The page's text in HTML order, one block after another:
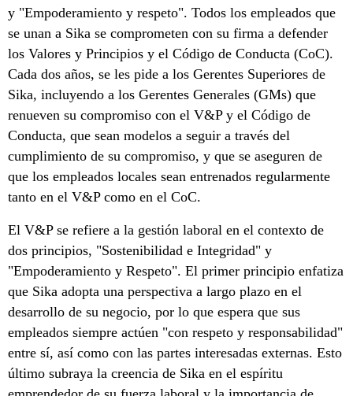
y "Empoderamiento y respeto". Todos los empleados que
se unan a Sika se comprometen con su firma a defender
los Valores y Principios y el Código de Conducta (CoC).
Cada dos años, se les pide a los Gerentes Superiores de
Sika, incluyendo a los Gerentes Generales (GMs) que
renueven su compromiso con el V&P y el Código de
Conducta, que sean modelos a seguir a través del
cumplimiento de su compromiso, y que se aseguren de
que los empleados locales sean entrenados regularmente
tanto en el V&P como en el CoC.
El V&P se refiere a la gestión laboral en el contexto de
dos principios, "Sostenibilidad e Integridad" y
"Empoderamiento y Respeto". El primer principio enfatiza
que Sika adopta una perspectiva a largo plazo en el
desarrollo de su negocio, por lo que espera que sus
empleados siempre actúen "con respeto y responsabilidad"
entre sí, así como con las partes interesadas externas. Esto
último subraya la creencia de Sika en el espíritu